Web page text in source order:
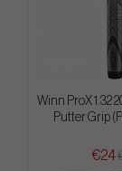
Winn ProX 1.32
Putter Grip
€24